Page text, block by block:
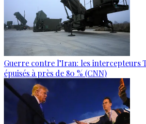
Guerre contre l’Iran: les intercepteurs
épuisés à près de 80 % (CNN)